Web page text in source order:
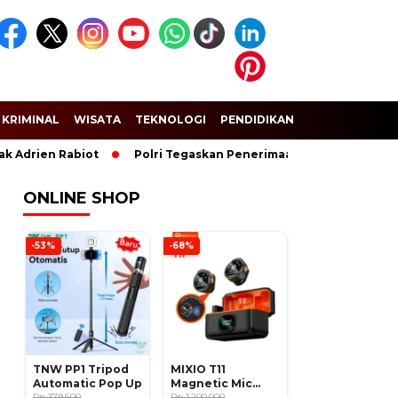
KRIMINAL WISATA TEKNOLOGI PENDIDIKAN
Adrien Rabiot Polri Tegaskan Penerimaan Anggota dan
ONLINE SHOP
-53%
TNW PP1 Tripod
Automatic Pop Up
-68%
MIXIO T11
Magnetic Mic